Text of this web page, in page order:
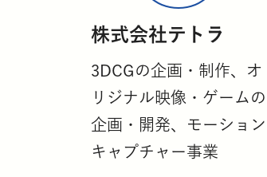
株式会社テトラ
3DCGの企画・制作、オ
リジナル映像・ゲームの
企画・開発、モーション
キャプチャー事業